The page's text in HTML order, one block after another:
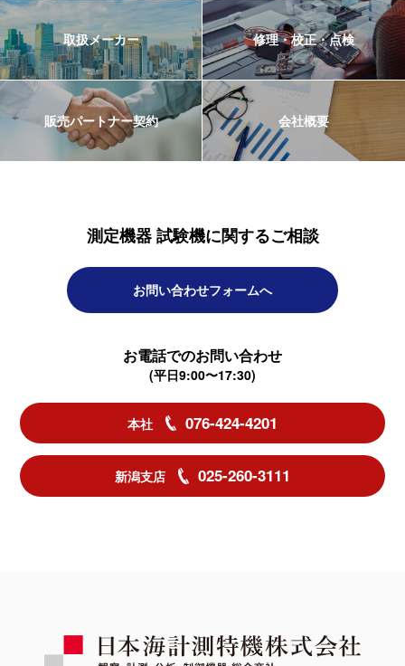
取扱メーカー 修理・校正・点検
販売パートナー契約 会社概要
測定機器 試験機に関するご相談
お問い合わせフォームへ
お電話でのお問い合わせ
(平日9:00〜17:30)
本社 076-424-4201
新潟支店 025-260-3111